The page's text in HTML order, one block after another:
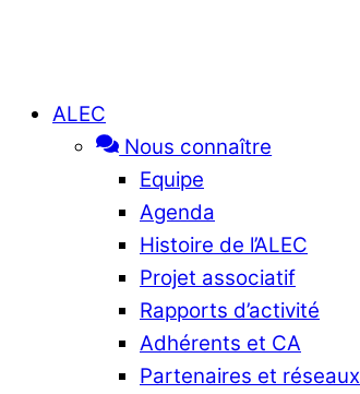
ALEC
Nous connaître
Equipe
Agenda
Histoire de l’ALEC
Projet associatif
Rapports d’activité
Adhérents et CA
Partenaires et réseaux